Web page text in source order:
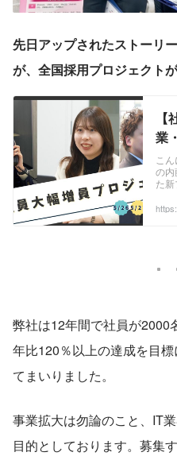
先日アップされたストーリ
が、全国採用プロジェクト
業
ト
こ
の内
た新
職大
弊社は12年間で社員が2000
年比120％以上の達成を目
てまいりました。
事業拡大は勿論のこと、IT
目的としております。募集